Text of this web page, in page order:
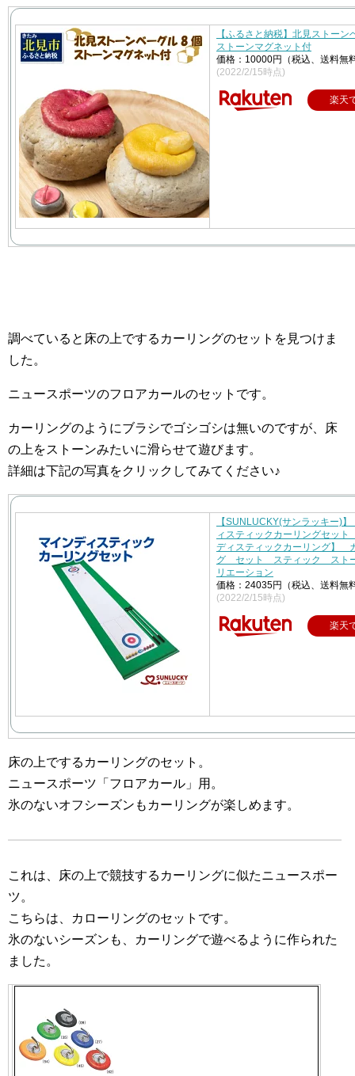
【ふるさと納税】北見ストーン
ストーンマグネット付
価格：10000円（税込、送料無
(2022/2/15時点)
楽天
調べていると床の上でするカーリングのセットを見つけま
した。
ニュースポーツのフロアカールのセットです。
カーリングのようにブラシでゴシゴシは無いのですが、床
の上をストーンみたいに滑らせて遊びます。
詳細は下記の写真をクリックしてみてください♪
【SUNLUCKY(サンラッキー)
ィスティックカーリングセッ
ディスティックカーリング】
グ セット スティック スト
リエーション
価格：24035円（税込、送料無
(2022/2/15時点)
楽天
床の上でするカーリングのセット。
ニュースポーツ「フロアカール」用。
氷のないオフシーズンもカーリングが楽しめます。
これは、床の上で競技するカーリングに似たニュースポー
ツ。
こちらは、カローリングのセットです。
氷のないシーズンも、カーリングで遊べるように作られた
ました。